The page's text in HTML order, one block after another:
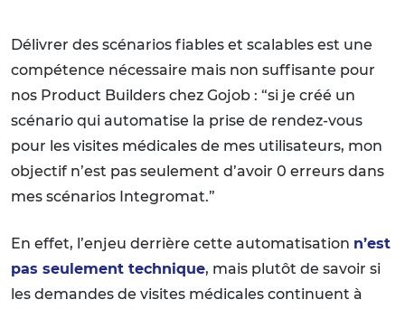
Délivrer des scénarios fiables et scalables est une
compétence nécessaire mais non suffisante pour
nos Product Builders chez Gojob : “si je créé un
scénario qui automatise la prise de rendez-vous
pour les visites médicales de mes utilisateurs, mon
objectif n’est pas seulement d’avoir 0 erreurs dans
mes scénarios Integromat.”
En effet, l’enjeu derrière cette automatisation n’est
pas seulement technique, mais plutôt de savoir si
les demandes de visites médicales continuent à